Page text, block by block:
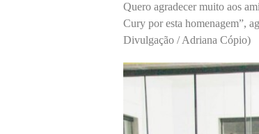
Quero agradecer muito aos
Cury por esta homenagem”,
Divulgação / Adriana Cópio)